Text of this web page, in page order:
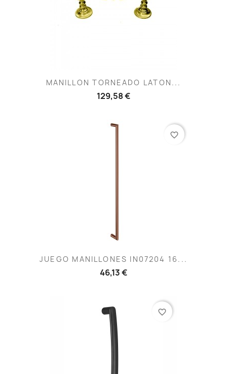
MANILLON TORNEADO LATON...
129,58 €
JUEGO MANILLONES IN07204 16...
46,13 €
favorite_border
favorite_border